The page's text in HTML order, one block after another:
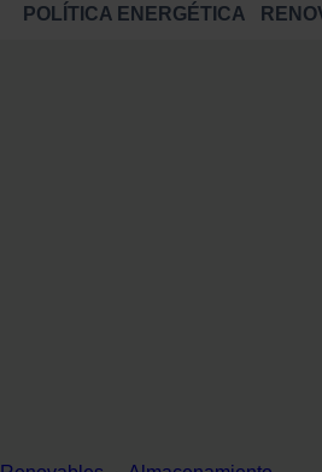
POLÍTICA ENERGÉTICA